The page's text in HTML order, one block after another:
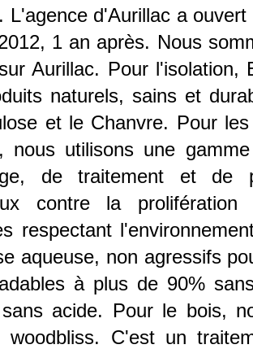
L'agence d'Aurillac a
1 an après. Nous
Aurillac. Pour l'isolation,
naturels, sains et
et le Chanvre. Pour
nous utilisons une
de traitement et de
contre la prolifération
respectant
aqueuse, non agressifs
à plus de 90%
acide. Pour le bois,
woodbliss. C'est un